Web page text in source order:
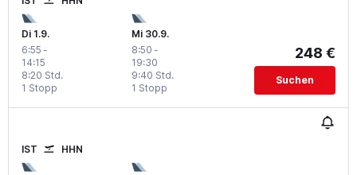
Di 1.9.
6:55 -
14:15
1 Stopp
8:20 Std.
Mi 30.9.
8:50 -
19:30
1 Stopp
9:40 Std.
248 €
Suchen
IST HHN